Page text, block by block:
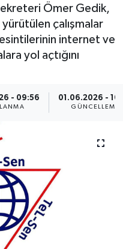
Ömer Gedik,
çalışmalar
internet ve
yol açtığını
- 09:56 01.06.2026 -
GÜNCELLEME